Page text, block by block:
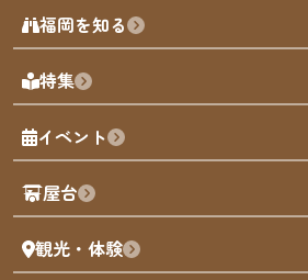
みんなの旅行記
天神エリア
博多旧市街
福岡城
歴史・文化
福岡を知る
福岡の見どころ
福岡の魅力
観光カレンダー
観光PR動画
まち歩き
福岡グルメ
特集
イベント
屋台
観光・体験